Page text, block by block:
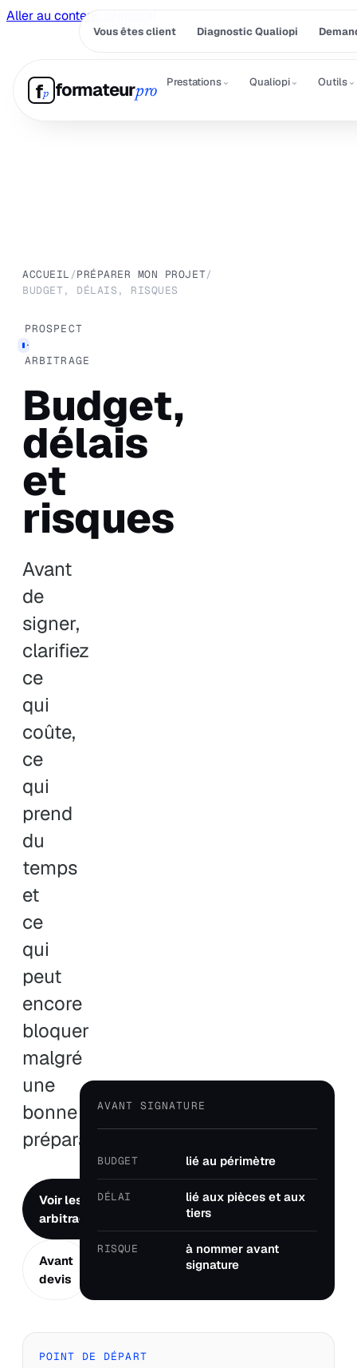
Aller au contenu principal
Vous êtes client Diagnostic Qualiopi
fp formateurpro
Prestations⌄ Qualiopi⌄ Outils⌄
ACCUEIL /PRÉPARER MON PROJET/
BUDGET, DÉLAIS, RISQUES
PROSPECT
·
ARBITRAGE
Budget,
délais
et
risques
Avant
de
signer,
clarifiez
ce
qui
coûte,
ce
qui
prend
du
temps
et
ce
qui
peut
encore
bloquer
malgré
une
bonne
préparation.
Voir les
arbitrages
Avant
devis
AVANT SIGNATURE
BUDGET lié au périmètre
DÉLAI
lié aux pièces et aux
tiers
RISQUE
à nommer avant
signature
POINT DE DÉPART